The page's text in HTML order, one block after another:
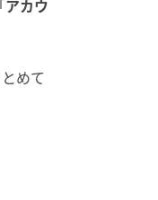
アカウ
めて